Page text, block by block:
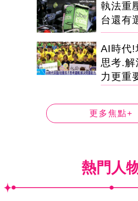
執法重
台還有
AI時代!
思考.解
力更重
更多焦點+
熱門人